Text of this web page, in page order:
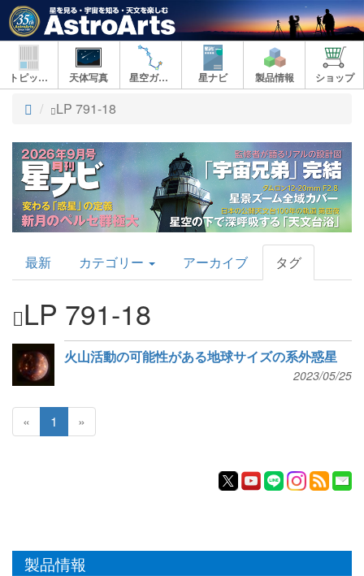
トピックス 天体写真 星空ガイド 星ナビ 製品情報 ショップ
ト
プ
LP 791-18
AstroArts
Topics
最新 カテゴリー アーカイブ タグ
LP 791-18
火山活動の可能性がある地球サイズの系外惑星
2023/05/25
« 1 »
製品情報